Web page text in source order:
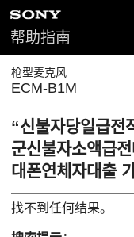
帮助指南
枪型麦克风
ECM-B1M
“신불자당일급
군신불자소액급
대폰연체자대출
找不到任何结果。